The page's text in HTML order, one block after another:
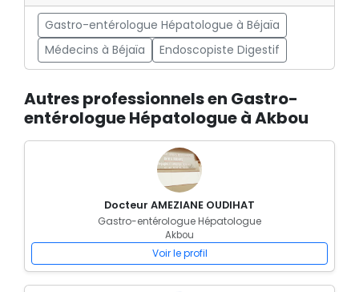
Gastro-entérologue Hépatologue à Béjaïa
Médecins à Béjaïa
Endoscopiste Digestif
Autres professionnels en Gastro-
entérologue Hépatologue à Akbou
Docteur AMEZIANE OUDIHAT
Gastro-entérologue Hépatologue
Akbou
Voir le profil